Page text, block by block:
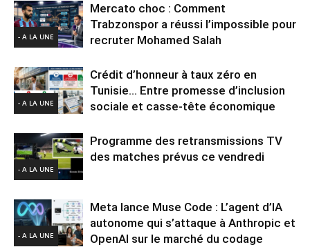
- A LA UNE
Mercato choc : Comment
Trabzonspor a réussi l’impossible pour
recruter Mohamed Salah
- A LA UNE
Crédit d’honneur à taux zéro en
Tunisie… Entre promesse d’inclusion
sociale et casse-tête économique
- A LA UNE
Programme des retransmissions TV
des matches prévus ce vendredi
- A LA UNE
Meta lance Muse Code : L’agent d’IA
autonome qui s’attaque à Anthropic et
OpenAI sur le marché du codage